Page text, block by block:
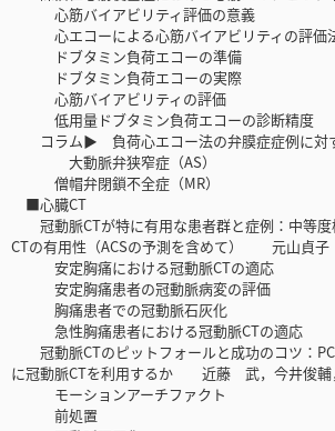
心筋バイアビリティ評価の意義
心エコーによる心筋バイアビリティの評価
ドブタミン負荷エコーの準備
ドブタミン負荷エコーの実際
心筋バイアビリティの評価
低用量ドブタミン負荷エコーの診断精度
コラム▶ 負荷心エコー法の弁膜症症例に
大動脈弁狭窄症（AS）
僧帽弁閉鎖不全症（MR）
■心臓CT
冠動脈CTが特に有用な患者群と症例：中等度
CTの有用性（ACSの予測を含めて） 元山貞子
安定胸痛における冠動脈CTの適応
安定胸痛患者の冠動脈病変の評価
胸痛患者での冠動脈石灰化
急性胸痛患者における冠動脈CTの適応
冠動脈CTのピットフォールと成功のコツ：
に冠動脈CTを利用するか 近藤 武，今井俊輔
モーションアーチファクト
前処置